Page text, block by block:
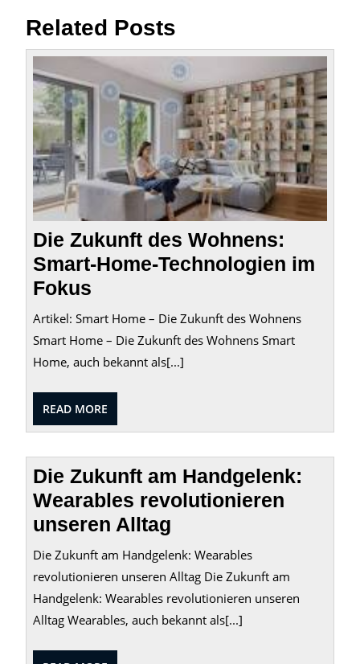
Related Posts
Die
des
im
Die Zukunft des Wohnens:
Smart-Home-Technologien im
Fokus
Artikel: Smart Home – Die Zukunft des Wohnens
Smart Home – Die Zukunft des Wohnens Smart
Home, auch bekannt als[...]
READ MORE
MORE
Die Zukunft am Handgelenk:
Wearables revolutionieren
unseren Alltag
Die Zukunft am Handgelenk: Wearables
revolutionieren unseren Alltag Die Zukunft am
Handgelenk: Wearables revolutionieren unseren
Alltag Wearables, auch bekannt als[...]